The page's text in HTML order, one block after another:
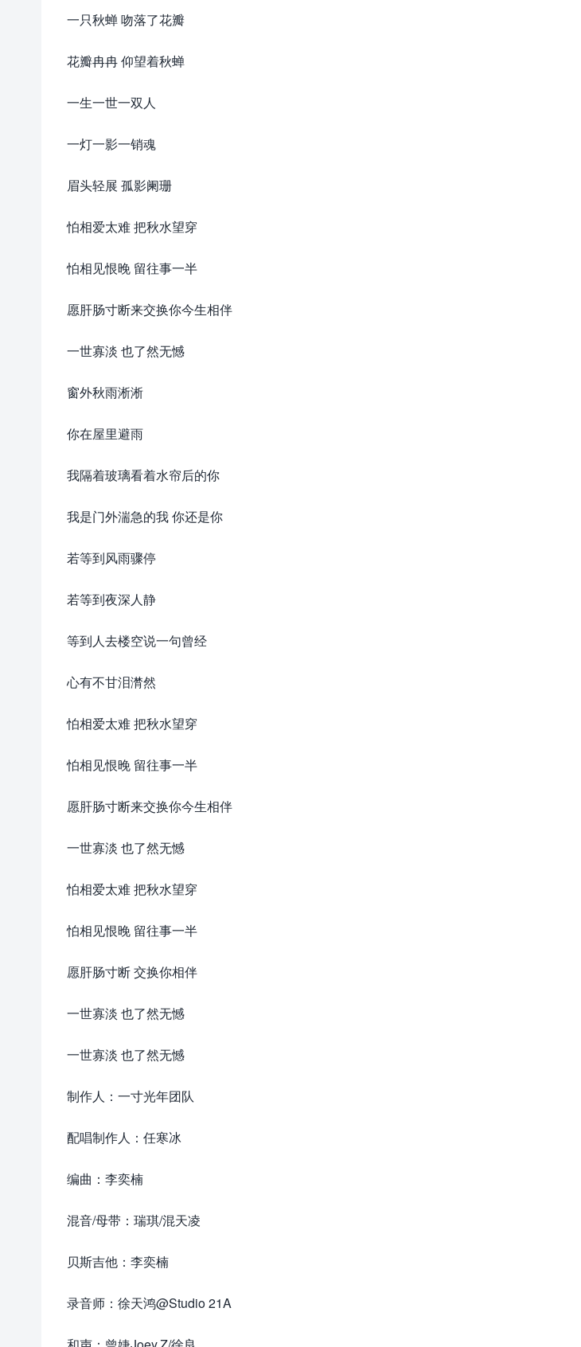
一只秋蝉 吻落了花瓣
花瓣冉冉 仰望着秋蝉
一生一世一双人
一灯一影一销魂
眉头轻展 孤影阑珊
怕相爱太难 把秋水望穿
怕相见恨晚 留往事一半
愿肝肠寸断来交换你今生相伴
一世寡淡 也了然无憾
窗外秋雨淅淅
你在屋里避雨
我隔着玻璃看着水帘后的你
我是门外湍急的我 你还是你
若等到风雨骤停
若等到夜深人静
等到人去楼空说一句曾经
心有不甘泪潸然
怕相爱太难 把秋水望穿
怕相见恨晚 留往事一半
愿肝肠寸断来交换你今生相伴
一世寡淡 也了然无憾
怕相爱太难 把秋水望穿
怕相见恨晚 留往事一半
愿肝肠寸断 交换你相伴
一世寡淡 也了然无憾
一世寡淡 也了然无憾
制作人：一寸光年团队
配唱制作人：任寒冰
编曲：李奕楠
混音/母带：瑞琪/混天凌
贝斯吉他：李奕楠
录音师：徐天鸿@Studio 21A